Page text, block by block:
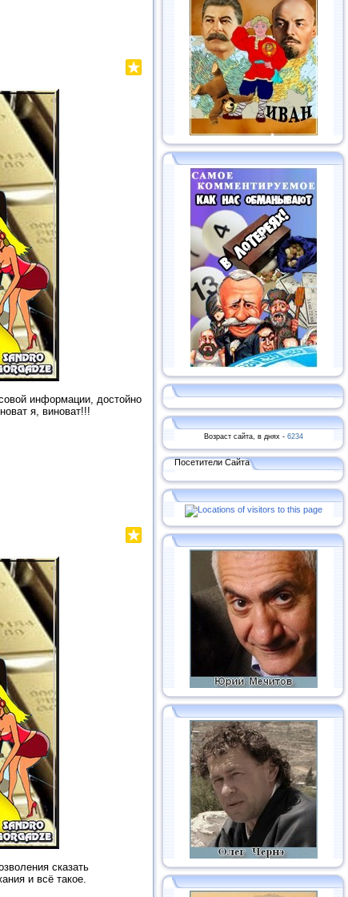
информации, достойно
я, виноват!!!
сказать
и всё такое.
Возраст сайта, в днях - 6234
Посетители Сайта